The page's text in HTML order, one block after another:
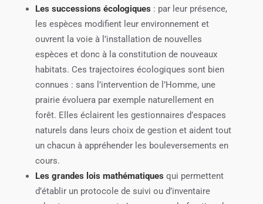
Les successions écologiques : par leur présence,
les espèces modifient leur environnement et
ouvrent la voie à l’installation de nouvelles
espèces et donc à la constitution de nouveaux
habitats. Ces trajectoires écologiques sont bien
connues : sans l’intervention de l’Homme, une
prairie évoluera par exemple naturellement en
forêt. Elles éclairent les gestionnaires d’espaces
naturels dans leurs choix de gestion et aident tout
un chacun à appréhender les bouleversements en
cours.
Les grandes lois mathématiques qui permettent
d’établir un protocole de suivi ou d’inventaire